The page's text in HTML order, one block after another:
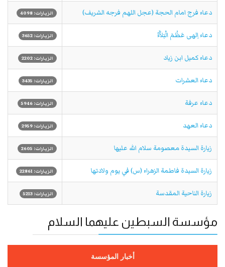
دعاء فرج امام الحجة (عجل اللهم فرجه الشريف) الزيارات: 4098
دعاء اِلهى عَظُمَ الْبَلاَّءُ الزيارات: 3652
دعاء کمیل ابن زیاد الزيارات: 2202
دعاء العشرات الزيارات: 3435
دعاء عرفة الزيارات: 5946
دعاء العهد الزيارات: 2959
زيارة السيدة معصومة سلام الله عليها الزيارات: 2605
زيارة السيدة فاطمة الزهراء (س) في يوم ولادتها الزيارات: 22861
زيارة الناحية المقدسة الزيارات: 5213
مؤسسة السبطين عليهما السلام
أخبار المؤسسة